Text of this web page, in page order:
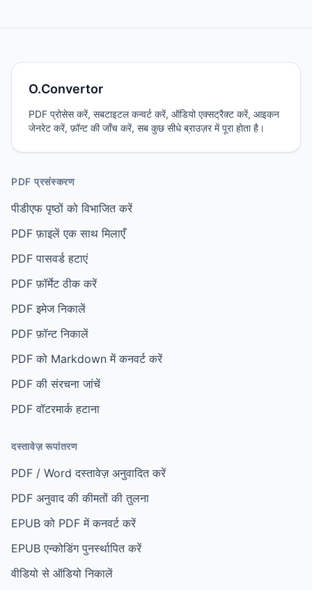
O.Convertor
PDF प्रोसेस करें, सबटाइटल कन्वर्ट करें, ऑडियो एक्सट्रैक्ट करें, आइकन
जेनरेट करें, फ़ॉन्ट की जाँच करें, सब कुछ सीधे ब्राउज़र में पूरा होता है।
PDF प्रसंस्करण
पीडीएफ पृष्ठों को विभाजित करें
PDF फ़ाइलें एक साथ मिलाएँ
PDF पासवर्ड हटाएं
PDF फ़ॉर्मेट ठीक करें
PDF इमेज निकालें
PDF फ़ॉन्ट निकालें
PDF को Markdown में कनवर्ट करें
PDF की संरचना जांचें
PDF वॉटरमार्क हटाना
दस्तावेज़ रूपांतरण
PDF / Word दस्तावेज़ अनुवादित करें
PDF अनुवाद की कीमतों की तुलना
EPUB को PDF में कनवर्ट करें
EPUB एन्कोडिंग पुनर्स्थापित करें
वीडियो से ऑडियो निकालें